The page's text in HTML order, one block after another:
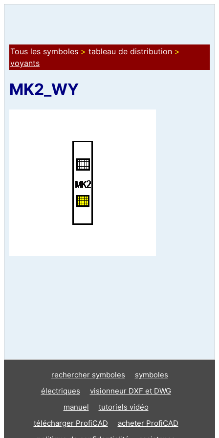
Tous les symboles > tableau de distribution >
voyants
MK2_WY
rechercher symboles
symboles
électriques
visionneur DXF et DWG
manuel
tutoriels vidéo
télécharger ProfiCAD
acheter ProfiCAD